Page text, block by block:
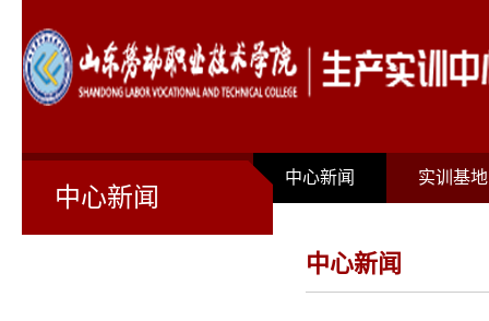
中心新闻 实训基地
中心新闻
中心新闻